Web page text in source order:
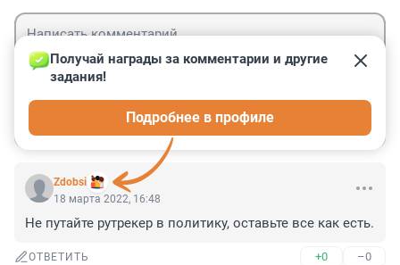
Zdobsi
Получай награды за комментарии и другие
задания!
Подробнее в профиле
18 марта 2022, 16:48
Не путайте рутрекер в политику, оставьте все как есть.
ОТВЕТИТЬ +0 –0